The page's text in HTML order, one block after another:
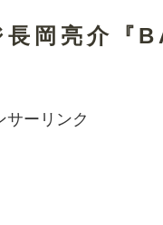
長岡亮介『
サーリンク